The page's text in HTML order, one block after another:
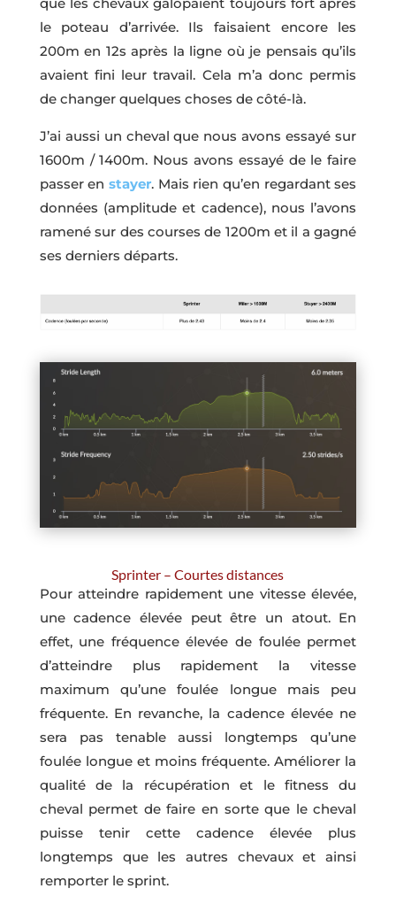
le poteau d’arrivée. Ils faisaient encore les
200m en 12s après la ligne où je pensais qu’ils
avaient fini leur travail. Cela m’a donc permis
de changer quelques choses de côté-là.
J’ai aussi un cheval que nous avons essayé sur
1600m / 1400m. Nous avons essayé de le faire
passer enstayer. Mais rien qu’en regardant ses
données (amplitude et cadence), nous l’avons
ramené sur des courses de 1200m et il a gagné
ses derniers départs.
Sprinter – Courtes distances
Pour atteindre rapidement une vitesse élevée,
une cadence élevée peut être un atout. En
effet, une fréquence élevée de foulée permet
d’atteindre plus rapidement la vitesse
maximum qu’une foulée longue mais peu
fréquente. En revanche, la cadence élevée ne
sera pas tenable aussi longtemps qu’une
foulée longue et moins fréquente. Améliorer la
qualité de la récupération et le fitness du
cheval permet de faire en sorte que le cheval
puisse tenir cette cadence élevée plus
longtemps que les autres chevaux et ainsi
remporter le sprint.